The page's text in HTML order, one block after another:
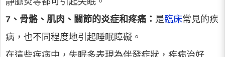
7、骨骼、肌肉、關節的炎症和疼痛： 是臨床常見的疾
病，也不同程度地引起睡眠障礙。
在這些疾病中，失眠多表現為伴發症狀，疾病治好